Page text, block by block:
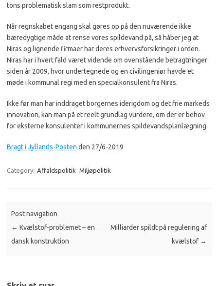
tons problematisk slam som restprodukt.
Når regnskabet engang skal gøres op på den nuværende ikke
bæredygtige måde at rense vores spildevand på, så håber jeg at
Niras og lignende firmaer har deres erhvervsforsikringer i orden.
Niras har i hvert fald været vidende om ovenstående betragtninger
siden år 2009, hvor undertegnede og en civilingeniør havde et
møde i kommunal regi med en specialkonsulent fra Niras.
Ikke før man har inddraget borgernes iderigdom og det frie markeds
innovation, kan man på et reelt grundlag vurdere, om der er behov
for eksterne konsulenter i kommunernes spildevandsplanlægning.
Bragt i Jyllands-Posten den 27/6-2019
Category: Affaldspolitik Miljøpolitik
Post navigation
← Kvælstof-problemet – en
dansk konstruktion
Milliarder spildt på regulering af
kvælstof →